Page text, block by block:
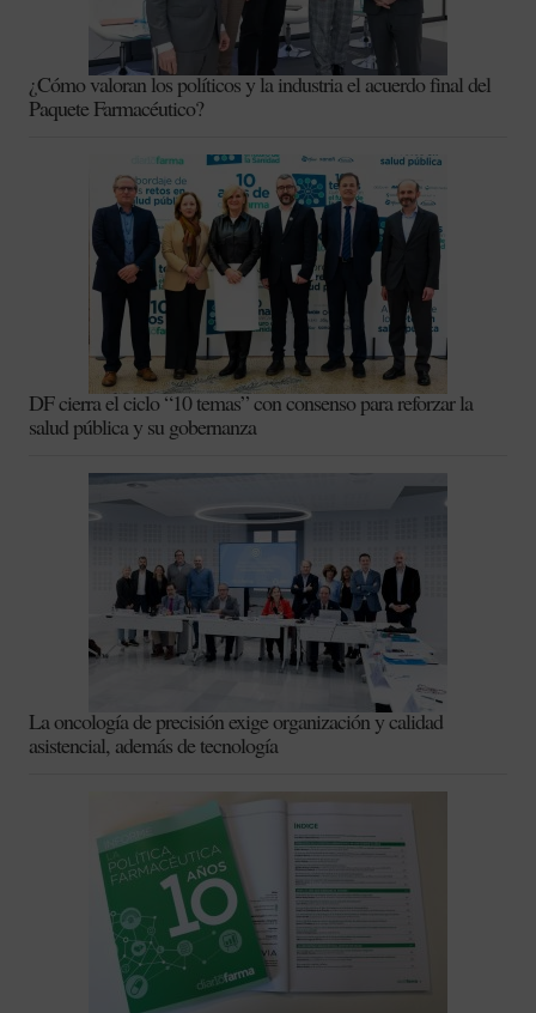
¿Cómo valoran los políticos y la industria el acuerdo final del
Paquete Farmacéutico?
DF cierra el ciclo “10 temas” con consenso para reforzar la
salud pública y su gobernanza
La oncología de precisión exige organización y calidad
asistencial, además de tecnología